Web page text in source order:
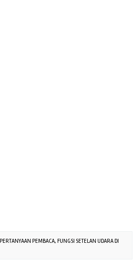
PERTANYAAN PEMBACA, FUNGSI SETELAN UDARA DI